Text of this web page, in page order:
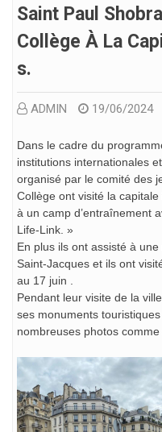
Saint Paul
Collège À La
S.
ADMIN 19/06/2024
Dans le cadre du
institutions internationales
organisé par le comité des
Collège ont visité la
à un camp d’entraînement
Life-Link. »
En plus ils ont assisté à
Saint-Jacques et ils ont
au 17 juin .
Pendant leur visite de la
ses monuments
nombreuses photos comme